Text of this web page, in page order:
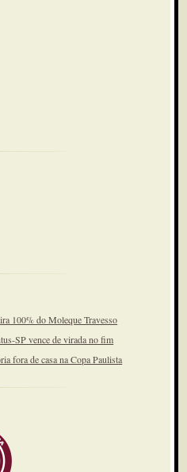
100% do Moleque Travesso
SP vence de virada no fim
fora de casa na Copa Paulista